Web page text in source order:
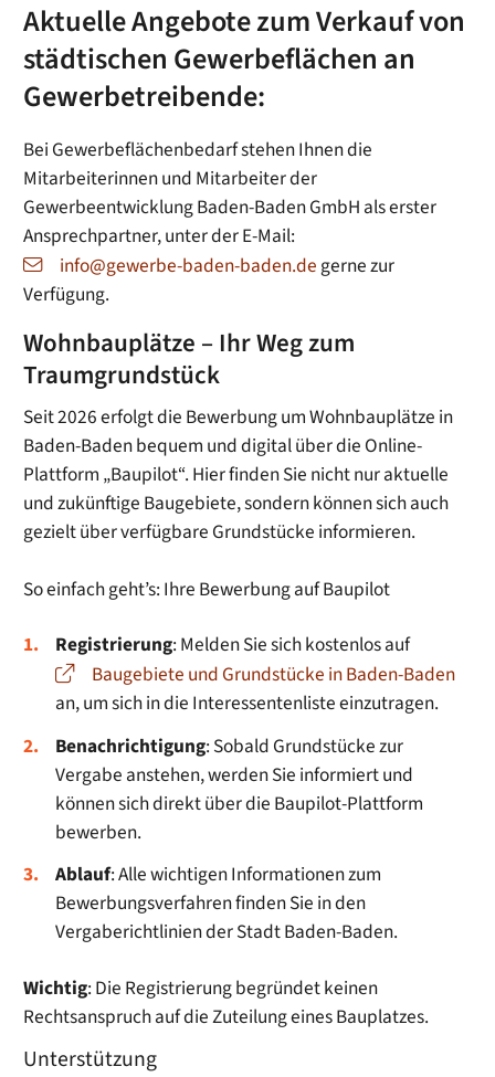
Aktuelle Angebote zum Verkauf von
städtischen Gewerbeflächen an
Gewerbetreibende:
Bei Gewerbeflächenbedarf stehen Ihnen die
Mitarbeiterinnen und Mitarbeiter der
Gewerbeentwicklung Baden-Baden GmbH als erster
Ansprechpartner, unter der E-Mail:
info@gewerbe-baden-baden.degerne zur
Verfügung.
Wohnbauplätze – Ihr Weg zum
Traumgrundstück
Seit 2026 erfolgt die Bewerbung um Wohnbauplätze in
Baden-Baden bequem und digital über die Online-
Plattform „Baupilot“. Hier finden Sie nicht nur aktuelle
und zukünftige Baugebiete, sondern können sich auch
gezielt über verfügbare Grundstücke informieren.
So einfach geht’s: Ihre Bewerbung auf Baupilot
Registrierung: Melden Sie sich kostenlos auf
Baugebiete und Grundstücke in Baden-Baden
an, um sich in die Interessentenliste einzutragen.
Benachrichtigung: Sobald Grundstücke zur
Vergabe anstehen, werden Sie informiert und
können sich direkt über die Baupilot-Plattform
bewerben.
Ablauf: Alle wichtigen Informationen zum
Bewerbungsverfahren finden Sie in den
Vergaberichtlinien der Stadt Baden-Baden.
Wichtig: Die Registrierung begründet keinen
Rechtsanspruch auf die Zuteilung eines Bauplatzes.
Unterstützung